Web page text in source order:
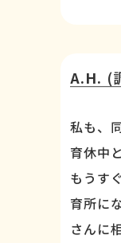
A.H. (
私も、
育休中
もうす
育所に
さんに